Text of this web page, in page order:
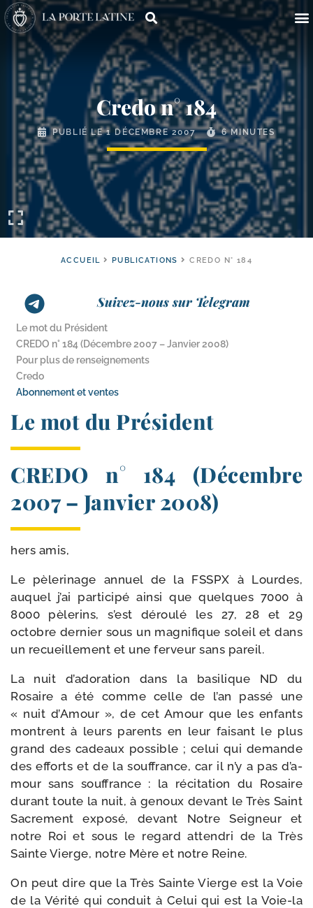
Credo n° 184
PUBLIÉ LE1 DÉCEMBRE 2007 6 MINUTES
ACCUEIL PUBLICATIONS CREDO N° 184
Suivez-nous sur Telegram
Le mot du Président
CREDO n° 184 (Décembre 2007 – Janvier 2008)
Pour plus de renseignements
Credo
Abonnement et ventes
Le mot du Président
CREDO n° 184 (Décembre
2007 – Janvier 2008)
hers amis,
Le pèle­ri­nage annuel de la FSSPX à Lourdes,
auquel j’ai par­ti­ci­pé ain­si que quelques 7000 à
8000 pèle­rins, s’est dérou­lé les 27, 28 et 29
octobre der­nier sous un magni­fique soleil et dans
un recueille­ment et une fer­veur sans pareil.
La nuit d’a­do­ra­tion dans la basi­lique ND du
Rosaire a été comme celle de l’an pas­sé une
« nuit d’Amour », de cet Amour que les enfants
montrent à leurs parents en leur fai­sant le plus
grand des cadeaux pos­sible ; celui qui demande
des efforts et de la souf­france, car il n’y a pas d’a­
mour sans souf­france : la réci­ta­tion du Rosaire
durant toute la nuit, à genoux devant le Très Saint
Sacrement expo­sé, devant Notre Seigneur et
notre Roi et sous le regard atten­dri de la Très
Sainte Vierge, notre Mère et notre Reine.
On peut dire que la Très Sainte Vierge est la Voie
de la Vérité qui conduit à Celui qui est la Voie-​la